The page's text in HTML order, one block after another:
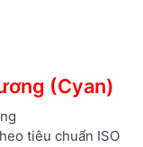
(Cyan)
tiêu chuẩn ISO